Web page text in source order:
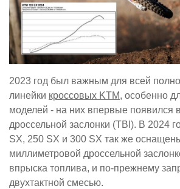
2023 год был важным для всей
линейки кроссовых KTM, особенно
моделей - на них впервые появился
дроссельной заслонки (TBI). В 2024
SX, 250 SX и 300 SX так же
миллиметровой дроссельной
впрыска топлива, и по-прежнему
двухтактной смесью.